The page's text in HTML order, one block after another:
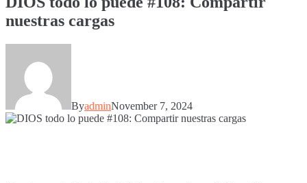
nuestras cargas
ByadminNovember 7, 2024